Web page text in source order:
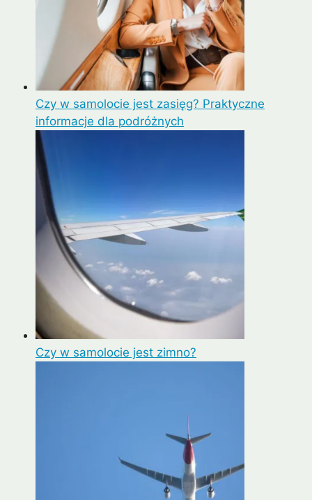
Czy w samolocie jest zasięg? Praktyczne
informacje dla podróżnych
Czy w samolocie jest zimno?